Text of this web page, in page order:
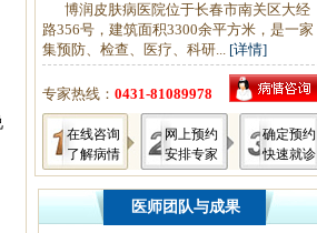
博润皮肤病医院位于长春市南关区大经
路356号，建筑面积3300余平方米，是一家
集预防、检查、医疗、科研... [详情]
专家热线： 0431-81089978
在线咨询
了解病情
网上预约
安排专家
确定预约
快速就诊
医师团队与成果